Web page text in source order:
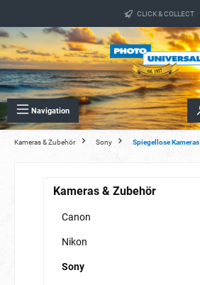
CLICK & COLLECT
Navigation
Kameras & Zubehör Sony Spiegellose Kameras
Kameras & Zubehör
Canon
Nikon
Sony